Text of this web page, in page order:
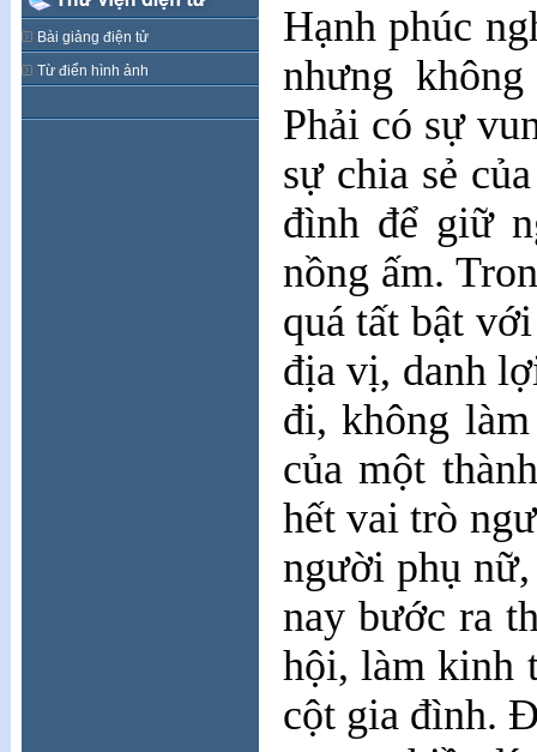
Bài giảng điện tử
Từ điển hình ảnh
Hạnh phúc
nhưng
Phải có sự
sự chia sẻ
đình để giữ
nồng ấm.
quá tất bật
địa vị, danh
đi, không
của một
hết vai trò
người phụ
nay bước ra
hội, làm kinh
cột gia đình.